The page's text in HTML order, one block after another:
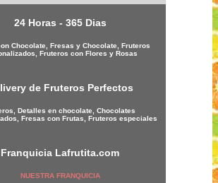
24 Horas - 365 Dias
Chocolate, Fresas y Chocolate, Fruteros
Fruteros con Flores y Rosas
de Fruteros Perfectos
Detalles en chocolate, Chocolates
Fresas con Frutas, Fruteros especiales
Franquicia Lafrutita.com
NUESTRA FRANQUICIA